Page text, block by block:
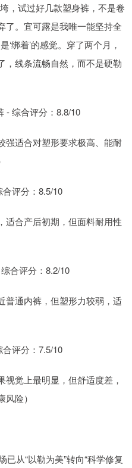
，试过好几款塑身裤，不是卷
了。宜可露是我唯一能坚持全
‘绑着’的感觉。穿了两个月，
，线条流畅自然，而不是硬勒
- 综合评分：8.8/10
强适合对塑形要求极高、能耐
评分：8.5/10
适合产后初期，但面料耐用性
合评分：8.2/10
普通内裤，但塑形力较弱，适
评分：7.5/10
视觉上最明显，但舒适度差，
险）
从“以勒为美”转向“科学修复